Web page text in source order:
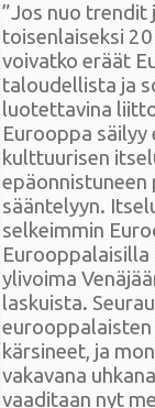
”Jos nuo trendit
toisenlaiseksi
voivatko eräät
taloudellista ja
luotettavina
Eurooppa
kulttuurisen
epäonnistuneen
sääntelyyn.
selkeimmin
ylivoima
laskuista.
eurooppalaisten
kärsineet, ja
vakavana
vaaditaan nyt